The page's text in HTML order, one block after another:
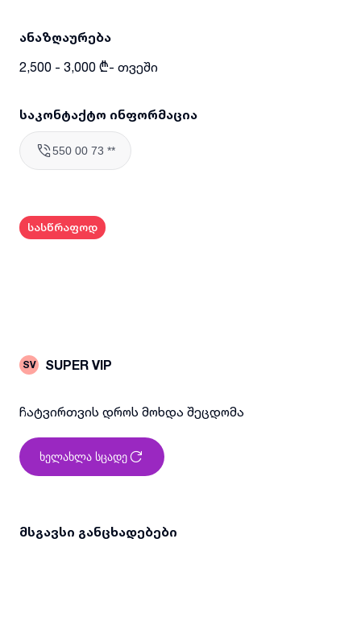
ანაზღაურება
2,500 - 3,000 ₾- თვეში
საკონტაქტო ინფორმაცია
550 00 73 **
სასწრაფოდ
SV SUPER VIP
ჩატვირთვის დროს მოხდა შეცდომა
ხელახლა სცადე
მსგავსი განცხადებები